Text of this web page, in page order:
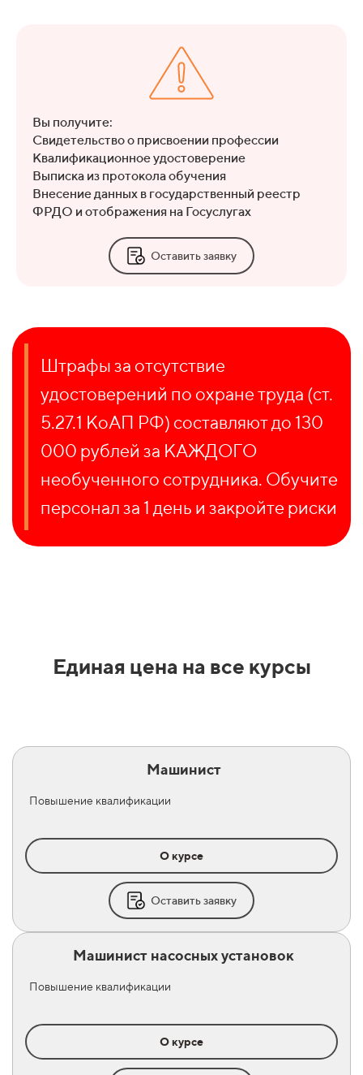
Вы получите:
Свидетельство о присвоении профессии
Квалификационное удостоверение
Выписка из протокола обучения
Внесение данных в государственный реестр
ФРДО и отображения на Госуслугах
Оставить заявку
Штрафы за отсутствие
удостоверений по охране труда (ст.
5.27.1 КоАП РФ) составляют до 130
000 рублей за КАЖДОГО
необученного сотрудника. Обучите
персонал за 1 день и закройте риски
Единая цена на все курсы
Машинист
Повышение квалификации
О курсе
Оставить заявку
Машинист насосных установок
Повышение квалификации
О курсе